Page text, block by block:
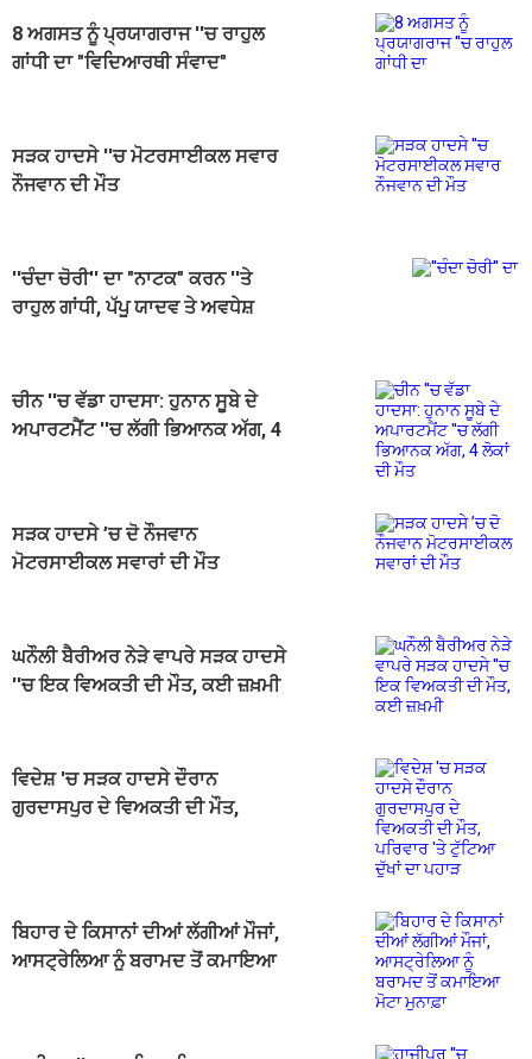
8 ਅਗਸਤ ਨੂੰ ਪ੍ਰਯਾਗਰਾਜ ''ਚ ਰਾਹੁਲ
ਗਾਂਧੀ ਦਾ "ਵਿਦਿਆਰਥੀ ਸੰਵਾਦ"
ਸੜਕ ਹਾਦਸੇ ''ਚ ਮੋਟਰਸਾਈਕਲ ਸਵਾਰ
ਨੌਜਵਾਨ ਦੀ ਮੌਤ
''ਚੰਦਾ ਚੋਰੀ'' ਦਾ "ਨਾਟਕ" ਕਰਨ ''ਤੇ
ਰਾਹੁਲ ਗਾਂਧੀ, ਪੱਪੂ ਯਾਦਵ ਤੇ ਅਵਧੇਸ਼
ਚੀਨ ''ਚ ਵੱਡਾ ਹਾਦਸਾ: ਹੁਨਾਨ ਸੂਬੇ ਦੇ
ਅਪਾਰਟਮੈਂਟ ''ਚ ਲੱਗੀ ਭਿਆਨਕ ਅੱਗ, 4
ਸੜਕ ਹਾਦਸੇ ’ਚ ਦੋ ਨੌਜਵਾਨ
ਮੋਟਰਸਾਈਕਲ ਸਵਾਰਾਂ ਦੀ ਮੌਤ
ਘਨੌਲੀ ਬੈਰੀਅਰ ਨੇੜੇ ਵਾਪਰੇ ਸੜਕ ਹਾਦਸੇ
''ਚ ਇਕ ਵਿਅਕਤੀ ਦੀ ਮੌਤ, ਕਈ ਜ਼ਖ਼ਮੀ
ਵਿਦੇਸ਼ 'ਚ ਸੜਕ ਹਾਦਸੇ ਦੌਰਾਨ
ਗੁਰਦਾਸਪੁਰ ਦੇ ਵਿਅਕਤੀ ਦੀ ਮੌਤ,
ਬਿਹਾਰ ਦੇ ਕਿਸਾਨਾਂ ਦੀਆਂ ਲੱਗੀਆਂ ਮੌਜਾਂ,
ਆਸਟ੍ਰੇਲਿਆ ਨੂੰ ਬਰਾਮਦ ਤੋਂ ਕਮਾਇਆ